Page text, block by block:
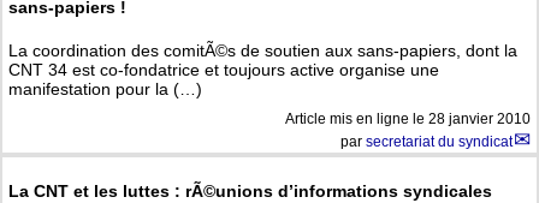
sans-papiers !
La coordination des comitÃ©s de soutien aux sans-papiers, dont la
CNT 34 est co-fondatrice et toujours active organise une
manifestation pour la (…)
Article mis en ligne le 28 janvier 2010
par secretariat du syndicat
La CNT et les luttes : rÃ©unions d’informations syndicales